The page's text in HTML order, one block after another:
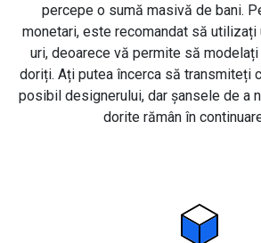
percepe o sumă masivă de bani.
monetari, este recomandat să utilizați
uri, deoarece vă permite să
doriți. Ați putea încerca să transmiteți
posibil designerului, dar șansele de a
dorite rămân în